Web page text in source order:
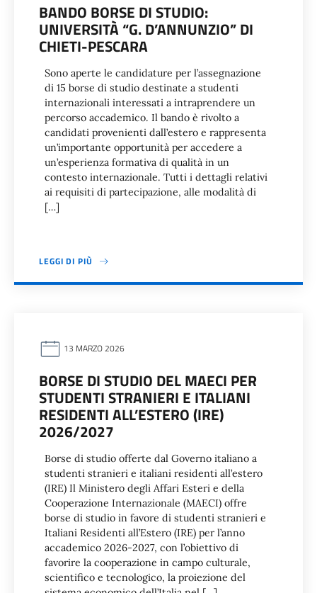
BANDO BORSE DI STUDIO:
UNIVERSITÀ “G. D’ANNUNZIO” DI
CHIETI-PESCARA
Sono aperte le candidature per l’assegnazione
di 15 borse di studio destinate a studenti
internazionali interessati a intraprendere un
percorso accademico. Il bando è rivolto a
candidati provenienti dall’estero e rappresenta
un’importante opportunità per accedere a
un’esperienza formativa di qualità in un
contesto internazionale. Tutti i dettagli relativi
ai requisiti di partecipazione, alle modalità di
[…]
LEGGI DI PIÙ
13 MARZO 2026
BORSE DI STUDIO DEL MAECI PER
STUDENTI STRANIERI E ITALIANI
RESIDENTI ALL’ESTERO (IRE)
2026/2027
Borse di studio offerte dal Governo italiano a
studenti stranieri e italiani residenti all’estero
(IRE) Il Ministero degli Affari Esteri e della
Cooperazione Internazionale (MAECI) offre
borse di studio in favore di studenti stranieri e
Italiani Residenti all’Estero (IRE) per l’anno
accademico 2026-2027, con l’obiettivo di
favorire la cooperazione in campo culturale,
scientifico e tecnologico, la proiezione del